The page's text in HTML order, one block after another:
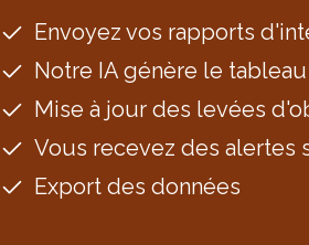
Envoyez vos rapports
Notre IA génère le
Mise à jour des levées
Vous recevez des alertes
Export des données